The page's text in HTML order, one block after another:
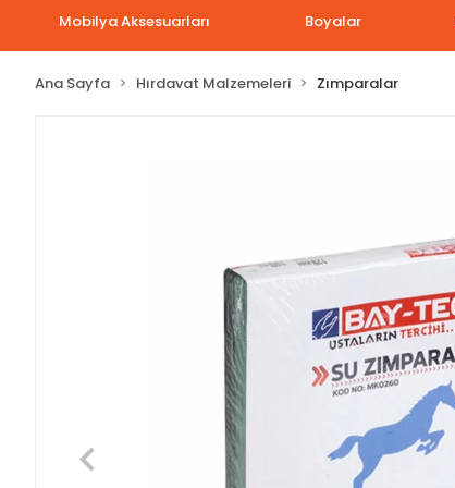
Mobilya Aksesuarları Boyalar
Ana Sayfa Hırdavat Malzemeleri Zımparalar